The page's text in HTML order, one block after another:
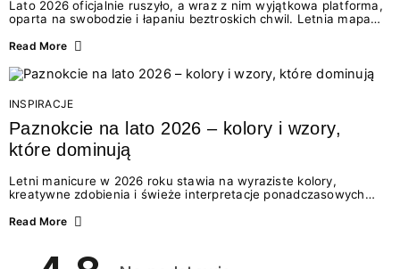
Lato 2026 oficjalnie ruszyło, a wraz z nim wyjątkowa platforma,
oparta na swobodzie i łapaniu beztroskich chwil. Letnia mapa
doświadczenia wakacji – od spontanicznych wyjazdów, przez
Motywem przewodnim jest eksplorowanie i kolekcjonowanie
letnich momentów. Z tej okazji przygotowaliśmy coś absolutnie
wyjątkowego: wielki konkurs z wakacje.pl oraz dawkę
najgorętszych trendów w...
Read More
INSPIRACJE
Paznokcie na lato 2026 – kolory i wzory,
które dominują
Letni manicure w 2026 roku stawia na wyraziste kolory,
kreatywne zdobienia i świeże interpretacje ponadczasowych
zarówno energetycznych odcieni inspirowanych wakacjami, jak
2026? Znajdź inspirację dla swojego manicure!
Read More